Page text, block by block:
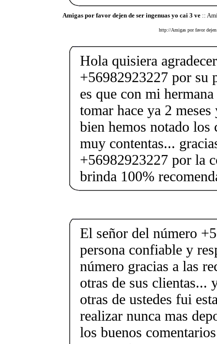
Amigas por favor dejen de ser ingenuas yo cai 3 ve::
http://Amigas por favor dejen
Hola quisiera
+56982923227 por su
es que con mi
tomar hace ya 2
bien hemos notado los
muy contentas...
+56982923227 por la
brinda 100%
El señor del número
persona confiable y
número gracias a las
otras de sus clientas...
otras de ustedes fui
realizar nunca mas
los buenos